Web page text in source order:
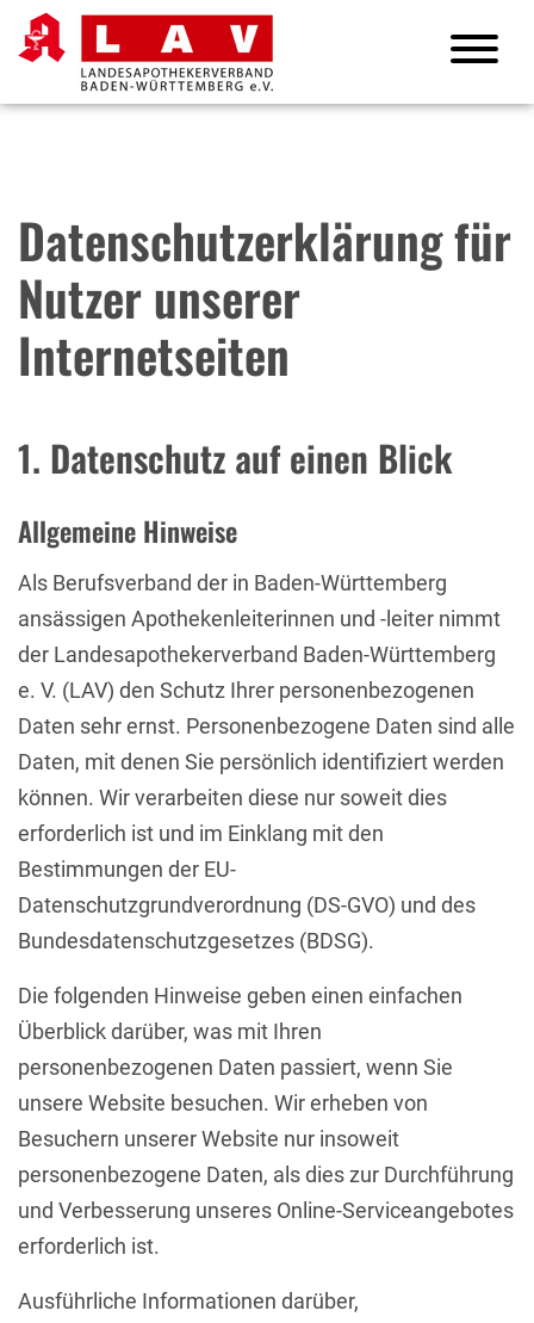
Datenschutzerklärung für
Nutzer unserer
Internetseiten
1. Datenschutz auf einen Blick
Allgemeine Hinweise
Als Berufsverband der in Baden-Württemberg
ansässigen Apothekenleiterinnen und -leiter nimmt
der Landesapothekerverband Baden-Württemberg
e. V. (LAV) den Schutz Ihrer personenbezogenen
Daten sehr ernst. Personenbezogene Daten sind alle
Daten, mit denen Sie persönlich identifiziert werden
können. Wir verarbeiten diese nur soweit dies
erforderlich ist und im Einklang mit den
Bestimmungen der EU-
Datenschutzgrundverordnung (DS-GVO) und des
Bundesdatenschutzgesetzes (BDSG).
Die folgenden Hinweise geben einen einfachen
Überblick darüber, was mit Ihren
personenbezogenen Daten passiert, wenn Sie
unsere Website besuchen. Wir erheben von
Besuchern unserer Website nur insoweit
personenbezogene Daten, als dies zur Durchführung
und Verbesserung unseres Online-Serviceangebotes
erforderlich ist.
Ausführliche Informationen darüber,